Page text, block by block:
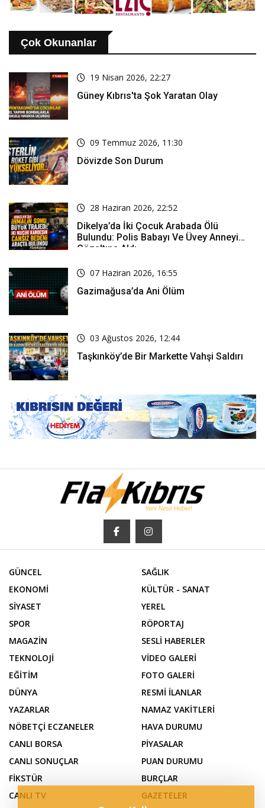
Çok Okunanlar
19 Nisan 2026, 22:27
Güney Kıbrıs'ta Şok Yaratan Olay
09 Temmuz 2026, 11:30
Dövizde Son Durum
28 Haziran 2026, 22:52
Dikelya’da İki Çocuk Arabada Ölü
Bulundu: Polis Babayı Ve Üvey Anneyi
Gözaltına Aldı
07 Haziran 2026, 16:55
Gazimağusa’da Ani Ölüm
03 Ağustos 2026, 12:44
Taşkınköy’de Bir Markette Vahşi Saldırı
GÜNCEL
EKONOMİ
SİYASET
SPOR
MAGAZİN
TEKNOLOJİ
EĞİTİM
DÜNYA
SAĞLIK
KÜLTÜR - SANAT
YEREL
RÖPORTAJ
SESLİ HABERLER
VİDEO GALERİ
FOTO GALERİ
RESMİ İLANLAR
YAZARLAR
NÖBETÇİ ECZANELER
CANLI BORSA
CANLI SONUÇLAR
FİKSTÜR
CANLI TV
NAMAZ VAKİTLERİ
HAVA DURUMU
PİYASALAR
PUAN DURUMU
BURÇLAR
GAZETELER